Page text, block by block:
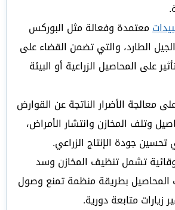
معتمدة وفعالة مثل البوركس
الطارد، والتي تضمن القضاء على
على المحاصيل الزراعية أو البيئة
معالجة الأضرار الناتجة عن القوارض
وتلف المخازن وانتشار الأمراض،
جودة الإنتاج الزراعي.
وقائية تشمل تنظيف المخازن وسد
المحاصيل بطريقة منظمة تمنع وصول
زيارات متابعة دورية.